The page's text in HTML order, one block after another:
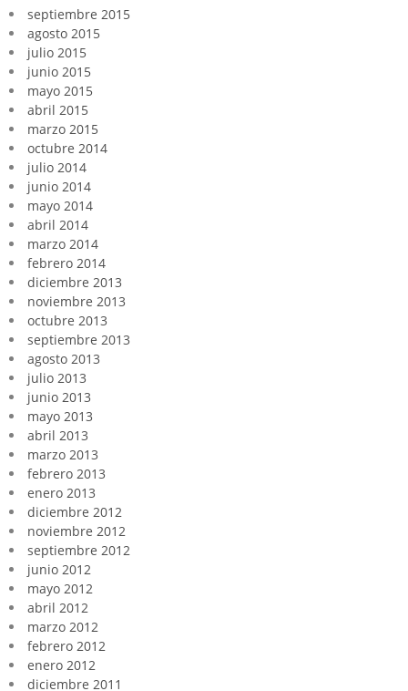
septiembre 2015
agosto 2015
julio 2015
junio 2015
mayo 2015
abril 2015
marzo 2015
octubre 2014
julio 2014
junio 2014
mayo 2014
abril 2014
marzo 2014
febrero 2014
diciembre 2013
noviembre 2013
octubre 2013
septiembre 2013
agosto 2013
julio 2013
junio 2013
mayo 2013
abril 2013
marzo 2013
febrero 2013
enero 2013
diciembre 2012
noviembre 2012
septiembre 2012
junio 2012
mayo 2012
abril 2012
marzo 2012
febrero 2012
enero 2012
diciembre 2011